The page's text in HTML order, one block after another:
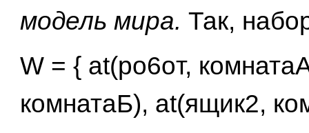
модель мира. Так,
W = { at(po6oт,
комнатаБ), at(ящик2,